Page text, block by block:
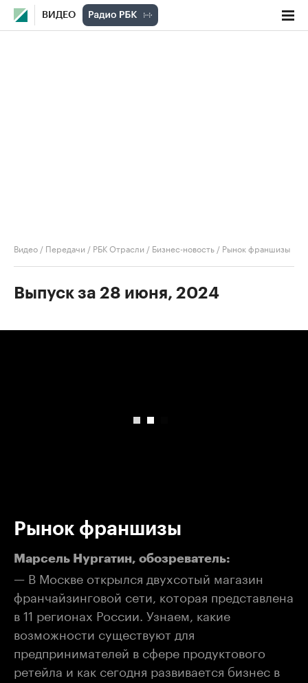
ВИДЕО
Видео / Передачи / РБК Отрасли / Бизнес-новость / Рынок франшизы
Выпуск за 28 июня, 2024
Рынок франшизы
Марсель Нургатин, обозреватель:
— В Москве открылся двухсотый магазин
франчайзинговой сети, которая представлена
в 11 регионах России. Узнаем, какие
возможности существуют для
предпринимателей в сфере продуктового
ретейла и как сегодня развивается бизнес в